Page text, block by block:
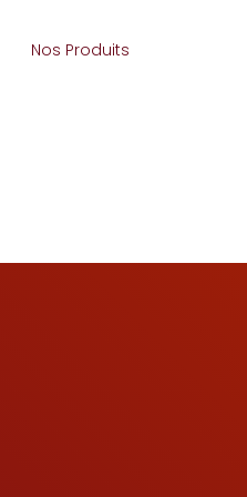
Nos Produits